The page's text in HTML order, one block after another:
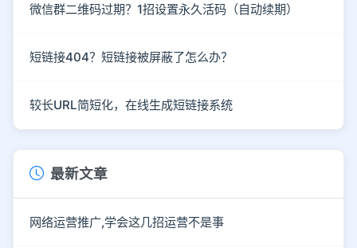
微信群二维码过期？1招设置永久活码（自动续期）
短链接404？短链接被屏蔽了怎么办？
较长URL简短化，在线生成短链接系统
最新文章
网络运营推广,学会这几招运营不是事